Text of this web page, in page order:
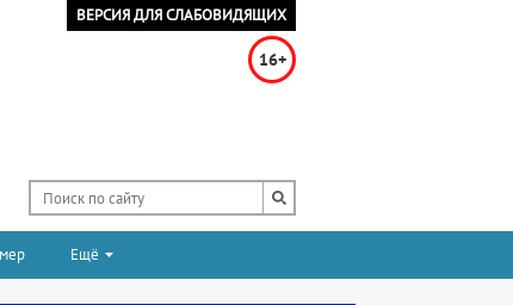
ВЕРСИЯ ДЛЯ СЛАБОВИДЯЩИХ
16+
Ещё